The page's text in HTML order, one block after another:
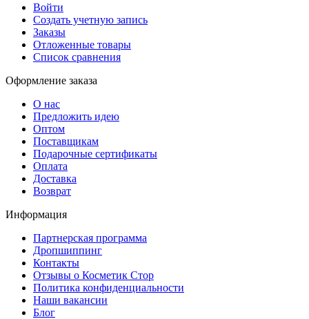
Войти
Создать учетную запись
Заказы
Отложенные товары
Список сравнения
Оформление заказа
О нас
Предложить идею
Оптом
Поставщикам
Подарочные сертификаты
Оплата
Доставка
Возврат
Информация
Партнерская программа
Дропшиппинг
Контакты
Отзывы о Косметик Стор
Политика конфиденциальности
Наши вакансии
Блог